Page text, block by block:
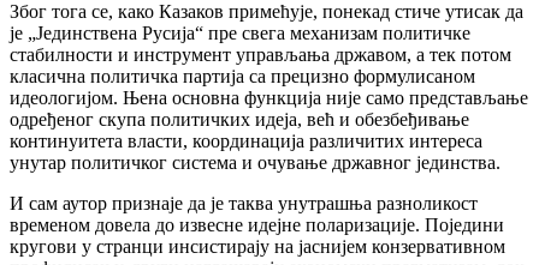
Због тога се, како Казаков примећује, понекад стиче утисак да
је „Јединствена Русија“ пре свега механизам политичке
стабилности и инструмент управљања државом, а тек потом
класична политичка партија са прецизно формулисаном
идеологијом. Њена основна функција није само представљање
одређеног скупа политичких идеја, већ и обезбеђивање
континуитета власти, координација различитих интереса
унутар политичког система и очување државног јединства.
И сам аутор признаје да је таква унутрашња разноликост
временом довела до извесне идејне поларизације. Поједини
кругови у странци инсистирају на јаснијем конзервативном